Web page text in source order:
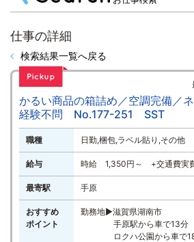
仕事の詳細
検索結果一覧へ戻る
かるい商品の箱詰め／空調完備／
経験不問 No.177-251 SST
職種 日勤,梱包,ラベル貼り,その他
給与 時給 1,350円～ +交通費実
最寄駅 手原
おすすめ
ポイント
勤務地▶滋賀県湖南市
手原駅から車で13分
ロクハ公園から車で